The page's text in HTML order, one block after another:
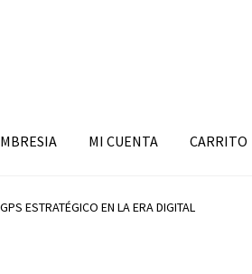
MI CUENTA CARRITO
ESTRATÉGICO EN LA ERA DIGITAL